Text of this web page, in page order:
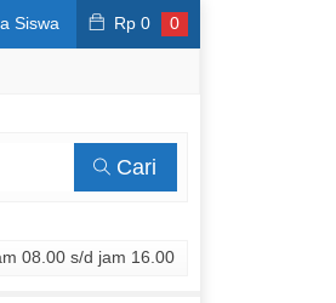
Siswa Rp 0 0
Cari
08.00 s/d jam 16.00